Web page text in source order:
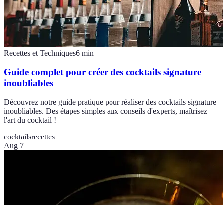
Recettes et Techniques6 min
Guide complet pour créer des cocktails signature
inoubliables
Découvrez notre guide pratique pour réaliser des cocktails signature
inoubliables. Des étapes simples aux conseils d'experts, maîtrisez
l'art du cocktail !
cocktailsrecettes
Aug 7